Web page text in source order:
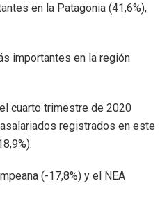
en la Patagonia (41,6%),
importantes en la región
cuarto trimestre de 2020
registrados en este
(-17,8%) y el NEA